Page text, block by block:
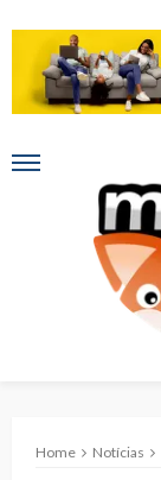
Home Notícias